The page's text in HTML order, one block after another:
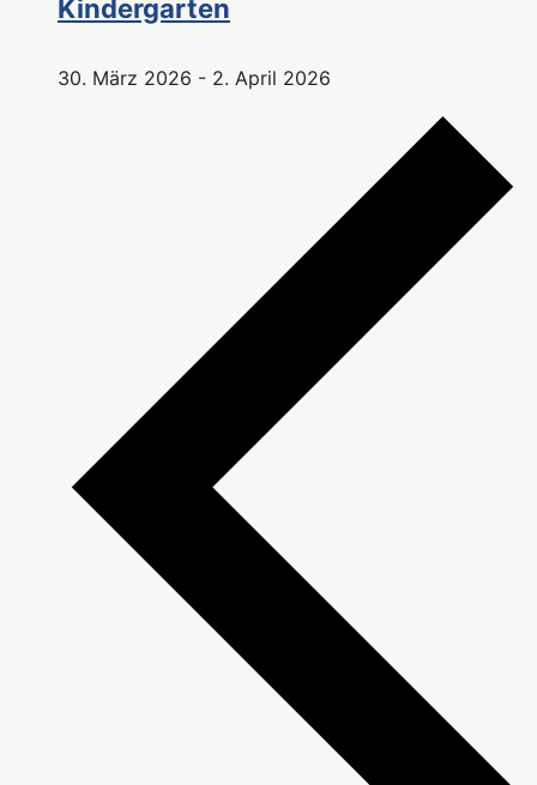
Kindergarten
30. März 2026 - 2. April 2026